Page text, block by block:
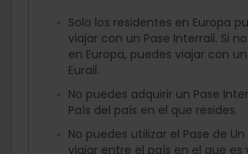
Solo los residentes en Europa
viajar con un Pase Interrail. Si
en Europa, puedes viajar con
Eurail.
No puedes adquirir un Pase
País del país en el que resides.
No puedes utilizar el Pase de
viajar entre el país en el que es